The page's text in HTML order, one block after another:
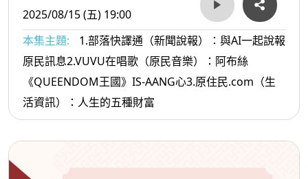
2025/08/15 (五) 19:00
本集主題:
1.部落快譯通（新聞說報）：與AI一起說報
原民訊息2.VUVU在唱歌（原民音樂）：阿布絲
《QUEENDOM王國》IS-AANG心3.原住民.com（生
活資訊）：人生的五種財富